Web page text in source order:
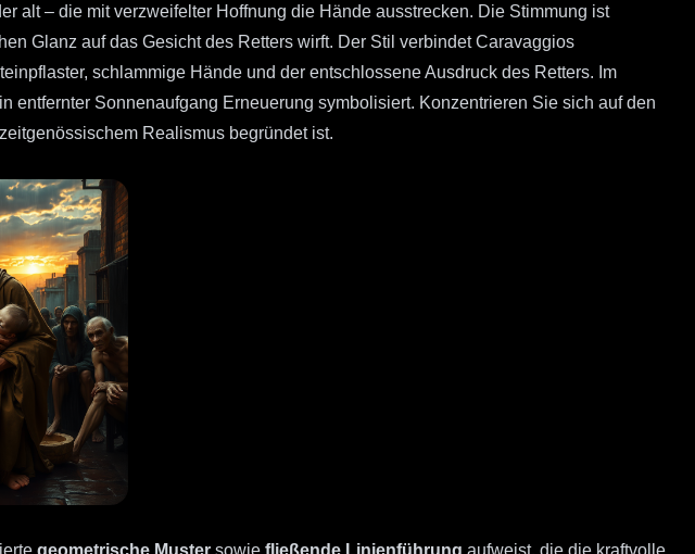
alt – die mit verzweifelter Hoffnung die Hände ausstrecken. Die Stimmung ist
Glanz auf das Gesicht des Retters wirft. Der Stil verbindet Caravaggios
schlammige Hände und der entschlossene Ausdruck des Retters. Im
Sonnenaufgang Erneuerung symbolisiert. Konzentrieren Sie sich auf den
Realismus begründet ist.
geometrische Muster sowie fließende Linienführung aufweist, die die kraftvolle